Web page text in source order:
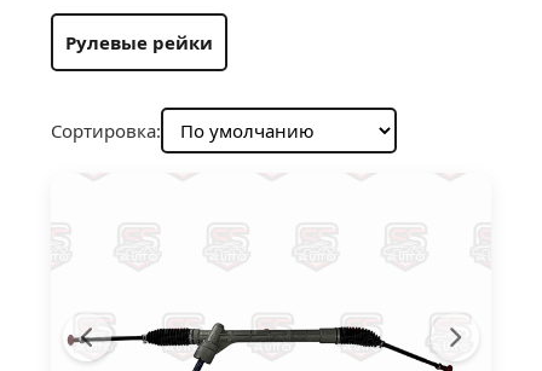
Рулевые рейки
Сортировка: